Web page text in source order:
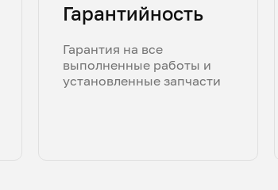
Гарантийность
Гарантия на все
выполненные работы и
установленные запчасти